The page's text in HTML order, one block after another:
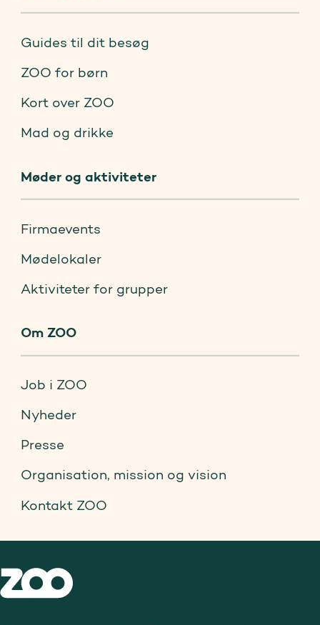
Guides til dit besøg
ZOO for børn
Kort over ZOO
Mad og drikke
Møder og aktiviteter
Firmaevents
Mødelokaler
Aktiviteter for grupper
Om ZOO
Job i ZOO
Nyheder
Presse
Organisation, mission og vision
Kontakt ZOO